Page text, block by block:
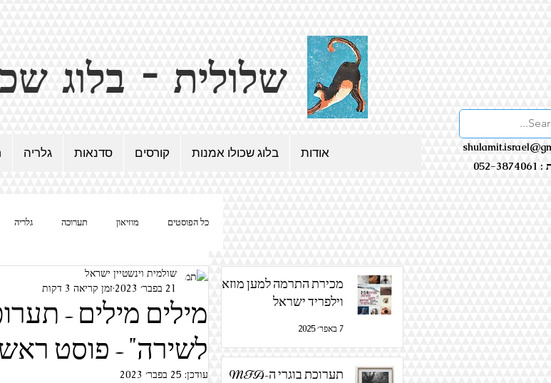
שלולית - בלוג שכולו אמנות
כל הפוסטים מוזיאון תערוכה גלריה
נשים / אישה / אמנית
מילים מילים -
לשירה" - פוסט
שולמית וינשטיין ישראל
21 בפבר׳ 2023
זמן קריאה 3 דקות
עודכן: 25 בפבר׳ 2023
מכירת התרמה למען מוזאון
וילפריד ישראל
7 באפר׳ 2025
תערוכת בוגרי ה-MFA
אודות בלוג שכולו אמנות קורסים סדנאות גלריה